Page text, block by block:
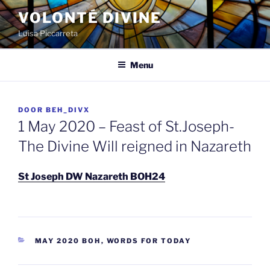
Spring
naar
de
inhoud
VOLONTÉ DIVINE
Luisa Piccarreta
Menu
GEPLAATST
OP
DOOR BEH_DIVX
1 May 2020 – Feast of St.Joseph-
The Divine Will reigned in Nazareth
St Joseph DW Nazareth BOH24
CATEGORIEËN
MAY 2020 BOH , WORDS FOR TODAY